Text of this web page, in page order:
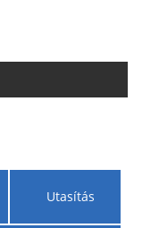
Utasítás